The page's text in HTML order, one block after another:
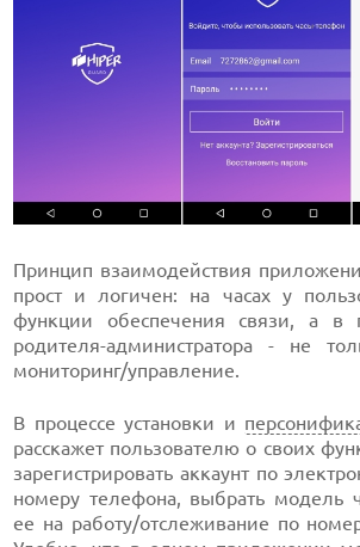
Принцип взаимодействия
прост и логичен: на часах у
функции обеспечения связи, а в
родителя-администратора - не
мониторинг/управление.
В процессе установки и
расскажет пользователю о своих
зарегистрировать аккаунт по
номеру телефона, выбрать модель
ее на работу/отслеживание по